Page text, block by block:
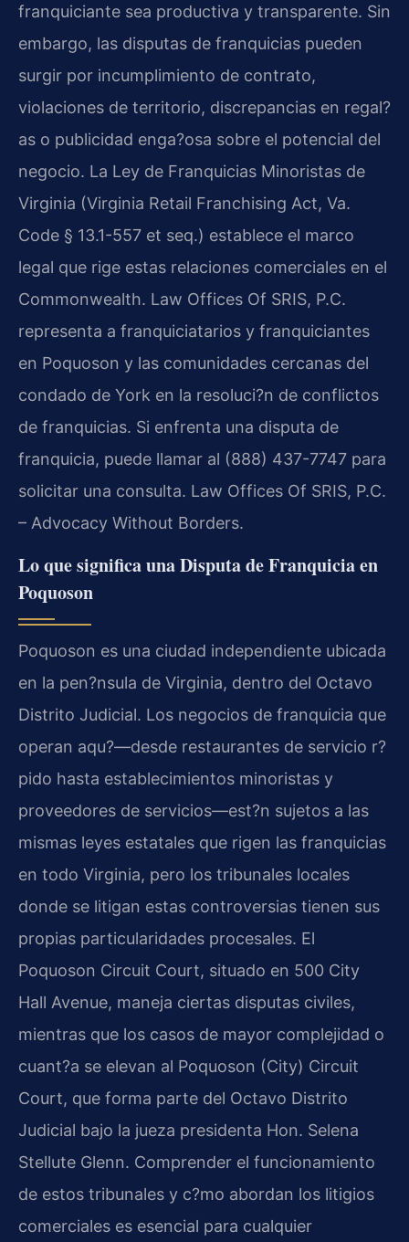
franquiciante sea productiva y transparente. Sin
embargo, las disputas de franquicias pueden
surgir por incumplimiento de contrato,
violaciones de territorio, discrepancias en regal?
as o publicidad enga?osa sobre el potencial del
negocio. La Ley de Franquicias Minoristas de
Virginia (Virginia Retail Franchising Act, Va.
Code § 13.1-557 et seq.) establece el marco
legal que rige estas relaciones comerciales en el
Commonwealth. Law Offices Of SRIS, P.C.
representa a franquiciatarios y franquiciantes
en Poquoson y las comunidades cercanas del
condado de York en la resoluci?n de conflictos
de franquicias. Si enfrenta una disputa de
franquicia, puede llamar al (888) 437-7747 para
solicitar una consulta. Law Offices Of SRIS, P.C.
– Advocacy Without Borders.
Lo que significa una Disputa de Franquicia en
Poquoson
Poquoson es una ciudad independiente ubicada
en la pen?nsula de Virginia, dentro del Octavo
Distrito Judicial. Los negocios de franquicia que
operan aqu?—desde restaurantes de servicio r?
pido hasta establecimientos minoristas y
proveedores de servicios—est?n sujetos a las
mismas leyes estatales que rigen las franquicias
en todo Virginia, pero los tribunales locales
donde se litigan estas controversias tienen sus
propias particularidades procesales. El
Poquoson Circuit Court, situado en 500 City
Hall Avenue, maneja ciertas disputas civiles,
mientras que los casos de mayor complejidad o
cuant?a se elevan al Poquoson (City) Circuit
Court, que forma parte del Octavo Distrito
Judicial bajo la jueza presidenta Hon. Selena
Stellute Glenn. Comprender el funcionamiento
de estos tribunales y c?mo abordan los litigios
comerciales es esencial para cualquier